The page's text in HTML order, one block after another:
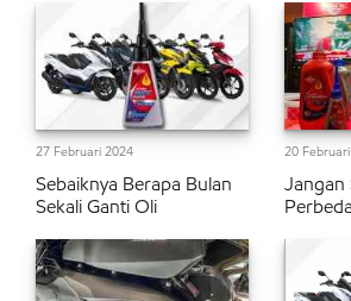
27 Februari 2024
Sebaiknya Berapa Bulan
Sekali Ganti Oli
20
Jangan